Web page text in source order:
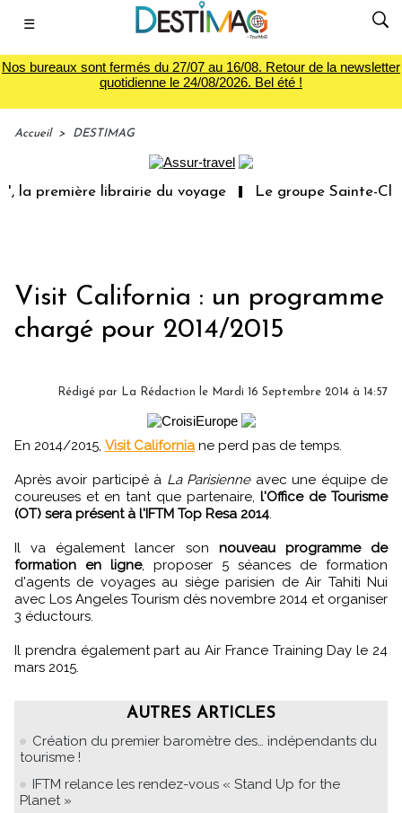
☰
Nos bureaux sont fermés du 27/07 au 16/08. Retour de la newsletter
quotidienne le 24/08/2026. Bel été !
Accueil > DESTIMAG
première librairie du voyage Le groupe Sainte-
Visit California : un programme
chargé pour 2014/2015
Rédigé par La Rédaction le Mardi 16 Septembre 2014 à 14:57
En 2014/2015, Visit California ne perd pas de temps.
Après avoir participé à La Parisienneavec une équipe de
coureuses et en tant que partenaire, l'Office de Tourisme
(OT) sera présent à l'IFTM Top Resa 2014
Il va également lancer son nouveau programme de
formation en ligne, proposer 5 séances de formation
d'agents de voyages au siège parisien de Air Tahiti Nui
avec Los Angeles Tourism dès novembre 2014 et organiser
3 éductours.
Il prendra également part au Air France Training Day le 24
mars 2015.
AUTRES ARTICLES
Création du premier baromètre des… indépendants du
tourisme !
IFTM relance les rendez-vous « Stand Up for the
Planet »